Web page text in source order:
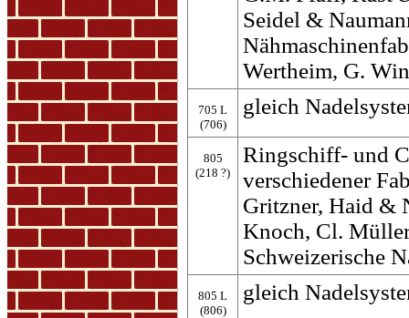
Seidel &
Wertheim, G.
705 L
(706)
gleich
805
(218 ?)
Ringschiff- und
verschiedener
Gritzner, Haid &
Knoch, Cl.
Schweizerische
805 L
(806)
gleich